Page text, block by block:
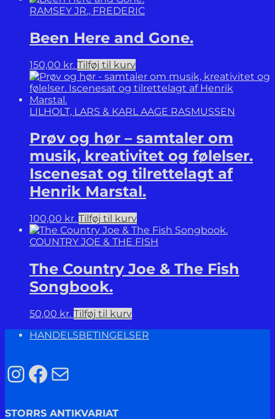
RAMSEY JR., FREDERIC
Been Here and Gone.
150,00 kr. Tilføj til kurv
LILHOLT, LARS & KARL AAGE RASMUSSEN
Prøv og hør – samtaler om
musik, kreativitet og følelser.
Iscenesat og tilrettelagt af
Henrik Marstal.
100,00 kr. Tilføj til kurv
COUNTRY JOE & THE FISH
The Country Joe & The Fish
Songbook.
50,00 kr. Tilføj til kurv
HANDELSBETINGELSER
Instagram
Facebook
Mail
STORRS ANTIKVARIAT